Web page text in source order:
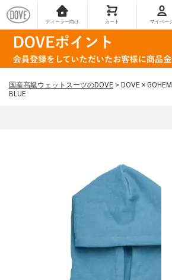
ディーラー向け カート マイペー
国産高級ウェットスーツのDOVE > DOVE ×
BLUE